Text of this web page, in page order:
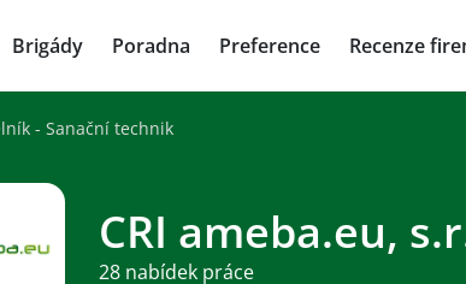
Brigády Poradna Preference Recenze
- Sanační technik
CRI ameba.eu,
28 nabídek práce